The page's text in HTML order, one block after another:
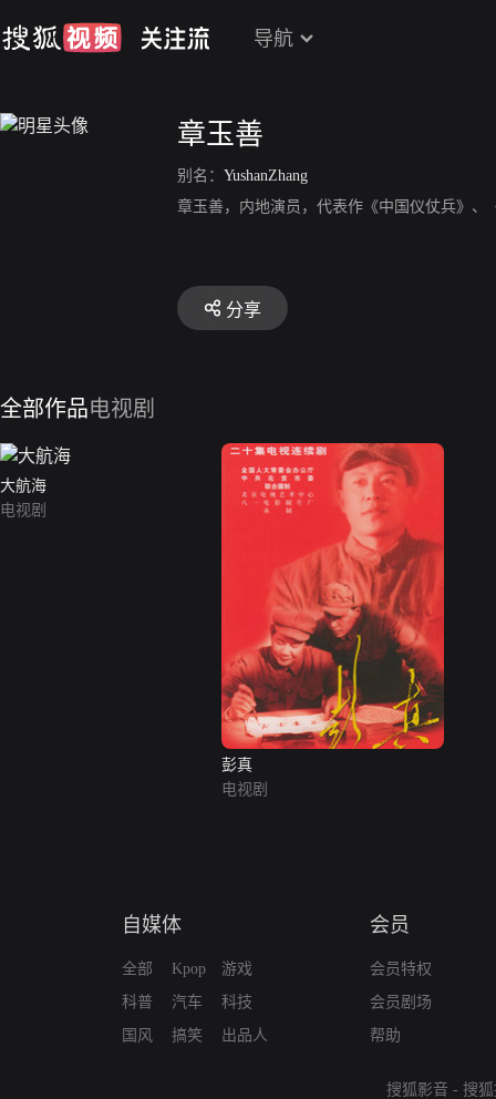
导航
章玉善
别名： YushanZhang
章玉善，内地演员，代表作《中国仪仗兵》、
分享
全部作品电视剧
大航海
电视剧
彭真
电视剧
自媒体
全部
科普
国风
Kpop
汽车
搞笑
游戏
科技
出品人
会员
会员特权
会员剧场
帮助
搜狐影音 - 搜